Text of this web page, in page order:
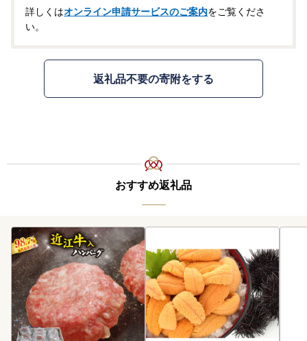
詳しくはオンライン申請サービスのご案内をご覧くださ
い。
返礼品不要の寄附をする
おすすめ返礼品